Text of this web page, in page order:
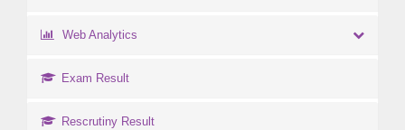
Web Analytics
Exam Result
Rescrutiny Result